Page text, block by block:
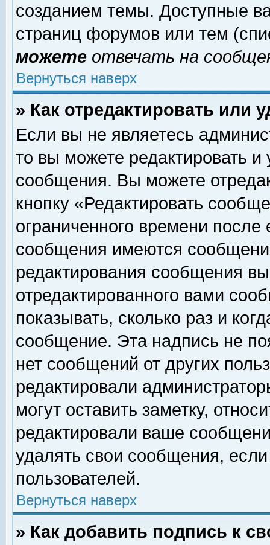
созданием темы. Доступные
страниц форумов или тем
можете отвечать на
Вернуться наверх
» Как отредактировать или
Если вы не являетесь
то вы можете редактировать и
сообщения. Вы можете
кнопку «Редактировать
ограниченного времени
сообщения имеются
редактирования сообщения
отредактированного вами
показывать, сколько раз и
сообщение. Эта надпись не
нет сообщений от других
редактировали
могут оставить заметку,
редактировали ваше
удалять свои сообщения,
пользователей.
Вернуться наверх
» Как добавить подпись к